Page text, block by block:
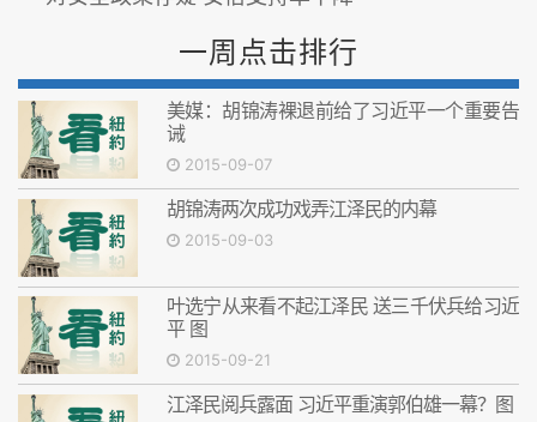
一周点击排行
美媒：胡锦涛裸退前给了习近平一个重要告
诫
2015-09-07
胡锦涛两次成功戏弄江泽民的内幕
2015-09-03
叶选宁从来看不起江泽民 送三千伏兵给习近
平 图
2015-09-21
江泽民阅兵露面 习近平重演郭伯雄一幕？图